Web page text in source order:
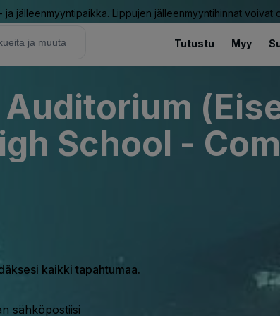
ja jälleenmyyntipaikka. Lippujen jälleenmyyntihinnat voivat
Tutustu Myy
School -
kaikki tapahtumaa.
sähköpostiisi